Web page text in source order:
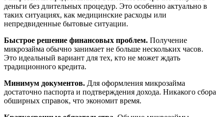
деньги без длительных процедур. Это особенно актуально в
таких ситуациях, как медицинские расходы или
непредвиденные бытовые ситуации.
Быстрое решение финансовых проблем. Получение
микрозайма обычно занимает не больше нескольких часов.
Это идеальный вариант для тех, кто не может ждать
традиционного кредита.
Минимум документов. Для оформления микрозайма
достаточно паспорта и подтверждения дохода. Никакого сбора
обширных справок, что экономит время.